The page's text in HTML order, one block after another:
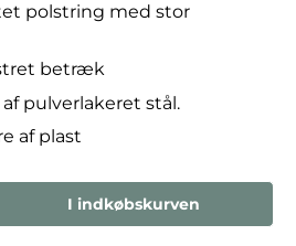
polstring med stor
betræk
pulverlakeret stål.
af plast
mængdenI indkøbskurven